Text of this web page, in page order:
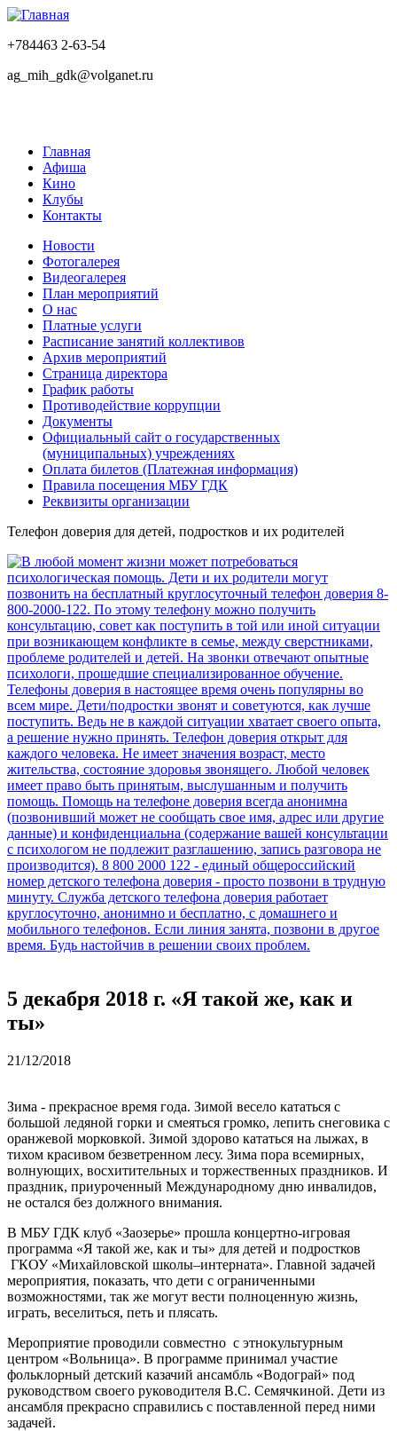
+784463 2-63-54
ag_mih_gdk@volganet.ru
Главная
Афиша
Кино
Клубы
Контакты
Новости
Фотогалерея
Видеогалерея
План мероприятий
О нас
Платные услуги
Расписание занятий коллективов
Архив мероприятий
Страница директора
График работы
Противодействие коррупции
Документы
Официальный сайт о государственных
(муниципальных) учреждениях
Оплата билетов (Платежная информация)
Правила посещения МБУ ГДК
Реквизиты организации
Телефон доверия для детей, подростков и их родителей
5 декабря 2018 г. «Я такой же, как и
ты»
21/12/2018
Зима - прекрасное время года. Зимой весело кататься с
большой ледяной горки и смеяться громко, лепить снеговика с
оранжевой морковкой. Зимой здорово кататься на лыжах, в
тихом красивом безветренном лесу. Зима пора всемирных,
волнующих, восхитительных и торжественных праздников. И
праздник, приуроченный Международному дню инвалидов,
не остался без должного внимания.
В МБУ ГДК клуб «Заозерье» прошла концертно-игровая
программа «Я такой же, как и ты» для детей и подростков
ГКОУ «Михайловской школы–интерната». Главной задачей
мероприятия, показать, что дети с ограниченными
возможностями, так же могут вести полноценную жизнь,
играть, веселиться, петь и плясать.
Мероприятие проводили совместно с этнокультурным
центром «Вольница». В программе принимал участие
фольклорный детский казачий ансамбль «Водограй» под
руководством своего руководителя В.С. Семячкиной. Дети из
ансамбля прекрасно справились с поставленной перед ними
задачей.